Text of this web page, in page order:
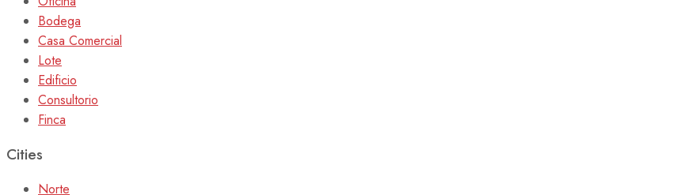
Bodega
Casa Comercial
Lote
Edificio
Consultorio
Finca
Cities
Norte